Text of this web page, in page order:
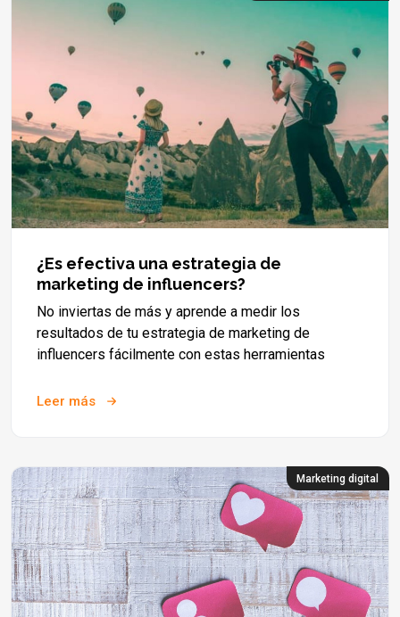
¿Es efectiva una estrategia de
marketing de influencers?
No inviertas de más y aprende a medir los
resultados de tu estrategia de marketing de
influencers fácilmente con estas herramientas
Leer más
Marketing digital